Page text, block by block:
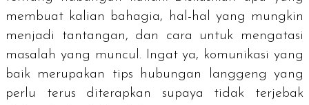
membuat kalian bahagia, hal-hal yang mungkin
menjadi tantangan, dan cara untuk mengatasi
masalah yang muncul. Ingat ya, komunikasi yang
baik merupakan tips hubungan langgeng yang
perlu terus diterapkan supaya tidak terjebak